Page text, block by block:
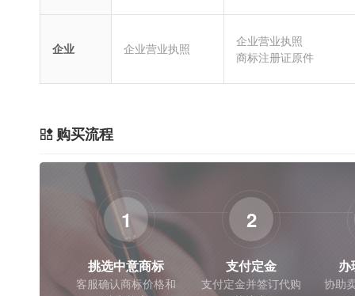
企业 企业营业执照
企业营业执照
商标注册证原件
购买流程
1
挑选中意商标
客服确认商标价格和
2
支付定金
支付定金并签订代购
办
协助